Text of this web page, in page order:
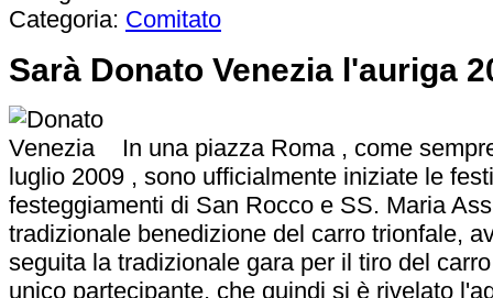
Categoria: Comitato
Sarà Donato Venezia l'auriga
In una piazza Roma , come
luglio 2009 , sono ufficialmente iniziate le
festeggiamenti di San Rocco e SS. Maria
tradizionale benedizione del carro trionfale,
seguita la tradizionale gara per il tiro del
unico partecipante, che quindi si è rivelato